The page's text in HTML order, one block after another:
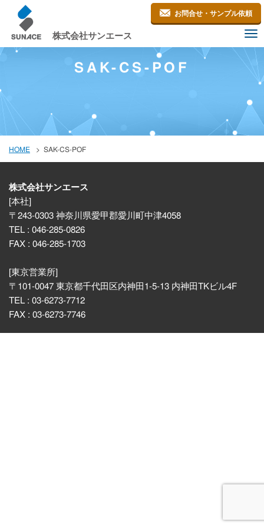
株式会社サンエース
お問合せ・サンプル依頼
SAK-CS-POF
HOME SAK-CS-POF
株式会社サンエース
[本社]
〒243-0303 神奈川県愛甲郡愛川町中津4058
TEL : 046-285-0826
FAX : 046-285-1703
[東京営業所]
〒101-0047 東京都千代田区内神田1-5-13 内神田TKビル4F
TEL : 03-6273-7712
FAX : 03-6273-7746